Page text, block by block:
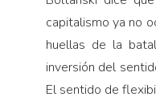
capitalismo ya no
huellas de la
inversión del
El sentido de